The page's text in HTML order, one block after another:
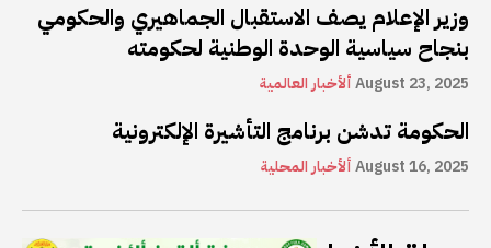
وزير الإعلام يصف الاستقبال الجماهيري والحكومي
بنجاح سياسية الوحدة الوطنية لحكومته
ألأخبار العالميةAugust 23, 2025
الحكومة تدشن برنامج التأشيرة الإلكترونية
ألأخبار المحليةAugust 16, 2025